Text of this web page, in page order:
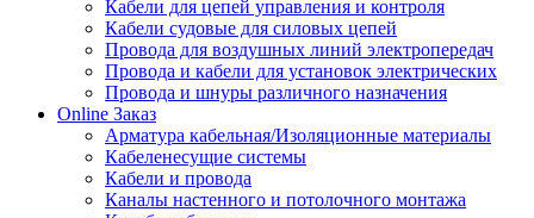
Кабели для цепей управления и контроля
Кабели судовые для силовых цепей
Провода для воздушных линий электропередач
Провода и кабели для установок электрических
Провода и шнуры различного назначения
Online Заказ
Арматура кабельная/Изоляционные материалы
Кабеленесущие системы
Кабели и провода
Каналы настенного и потолочного монтажа